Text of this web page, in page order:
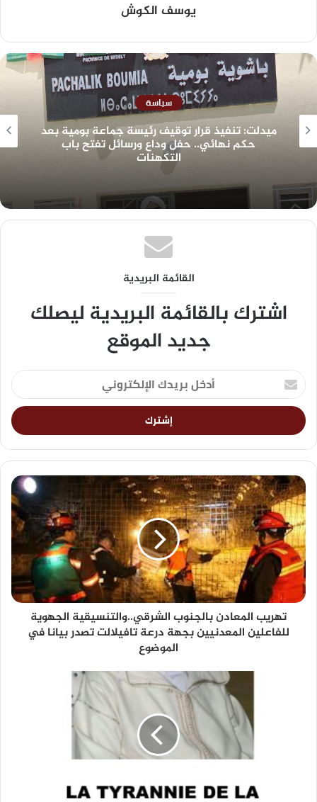
يوسف الكوش
سياسة
ميدلت: تنفيذ قرار توقيف رئيسة جماعة بومية بعد
حكم نهائي.. حفل وداع ورسائل تفتح باب
التكهنات
القائمة البريدية
اشترك بالقائمة البريدية ليصلك
جديد الموقع
تهريب المعادن بالجنوب الشرقي..والتنسيقية الجهوية
للفاعلين المعدنيين بجهة درعة تافيلالت تصدر بيانا في
الموضوع